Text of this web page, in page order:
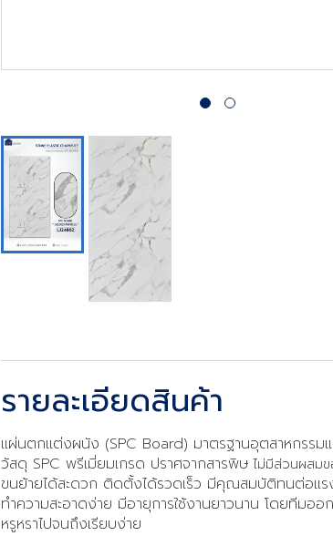
รายละเอียดสินค้า
แผ่นตกแต่งผนัง (SPC Board) มาตรฐานอุตสาหกรรม
วัสดุ SPC พรีเมี่ยมเกรด ปราศจากสารพิษไม่มีส่วนผสม
ขนย้ายได้สะดวก ติดตั้งได้รวดเร็ว มีคุณสมบัติทนต่อแร
ทำความสะอาดง่าย มีอายุการใช้งานยาวนาน โดยทีมอ
หรูหราไปจนถึงเรียบง่าย